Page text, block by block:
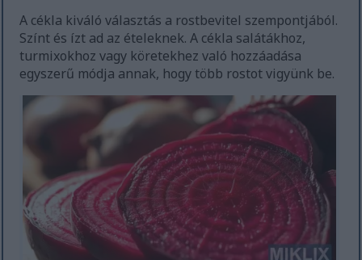
A cékla kiváló választás a rostbevitel szempontjából.
Színt és ízt ad az ételeknek. A cékla salátákhoz,
turmixokhoz vagy köretekhez való hozzáadása
egyszerű módja annak, hogy több rostot vigyünk be.